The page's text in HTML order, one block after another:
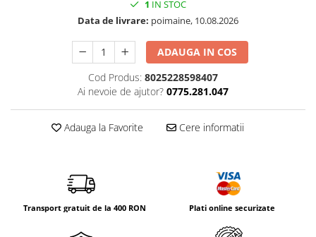
Incaltaminte drumetie
Bocanci alpinism
Saci de dormit
Saltele & Accesorii
1 IN STOC
Data de livrare: poimaine, 10.08.2026
ADAUGA IN COS
Cod Produs: 8025228598407
Ai nevoie de ajutor? 0775.281.047
Adauga la Favorite Cere informatii
Transport gratuit de la 400 RON Plati online securizate